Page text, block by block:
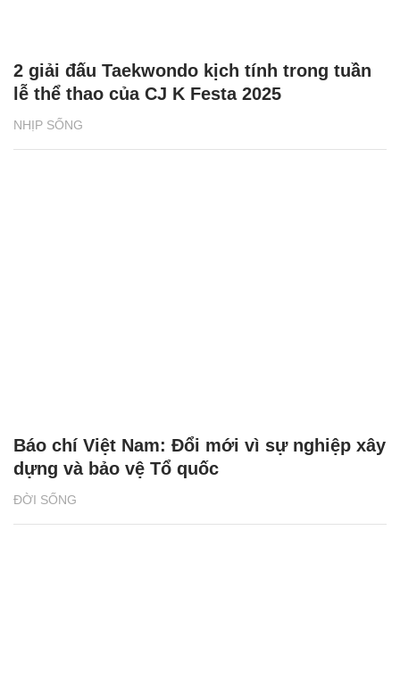
NHỊP SỐNG
2 giải đấu Taekwondo kịch tính trong tuần
lễ thể thao của CJ K Festa 2025
ĐỜI SỐNG
Báo chí Việt Nam: Đổi mới vì sự nghiệp xây
dựng và bảo vệ Tổ quốc